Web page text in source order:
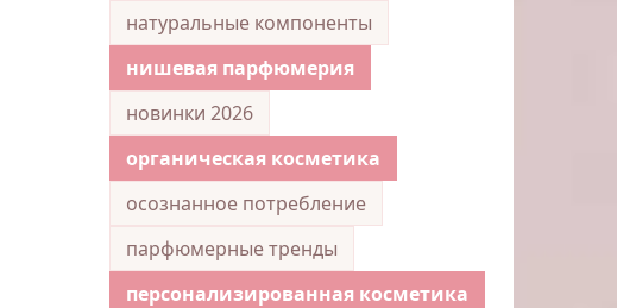
натуральные компоненты
нишевая парфюмерия
новинки 2026
органическая косметика
осознанное потребление
парфюмерные тренды
персонализированная косметика